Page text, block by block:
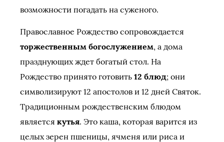
возможности погадать на суженого.
Православное Рождество сопровождается
торжественным богослужением, а дома
празднующих ждет богатый стол. На
Рождество принято готовить 12 блюд; они
символизируют 12 апостолов и 12 дней Святок.
Традиционным рождественским блюдом
является кутья. Это каша, которая варится из
целых зерен пшеницы, ячменя или риса и